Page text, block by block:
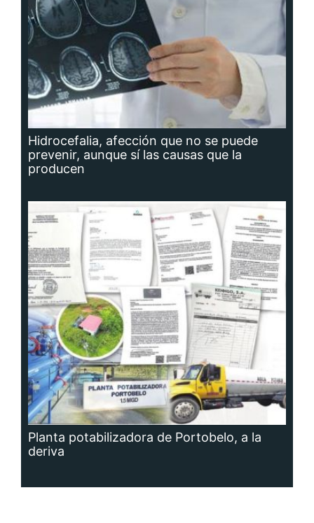
Hidrocefalia, afección que no se puede
prevenir, aunque sí las causas que la
producen
Planta potabilizadora de Portobelo, a la
deriva